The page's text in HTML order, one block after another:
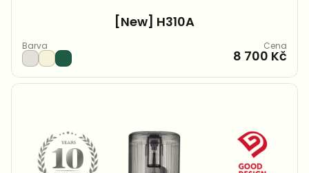
[New] H310A
Barva Cena
8 700 Kč